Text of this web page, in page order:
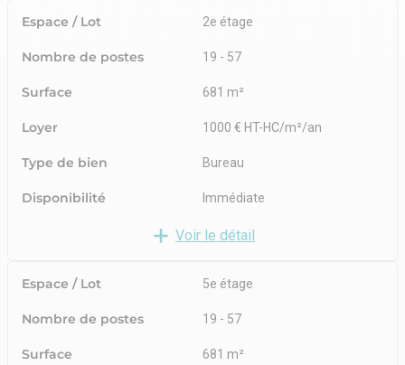
Espace / Lot 2e étage
Nombre de postes 19 - 57
Surface 681 m²
Loyer 1000 € HT-HC/m²/an
Type de bien Bureau
Disponibilité Immédiate
Voir le détail
Espace / Lot 5e étage
Nombre de postes 19 - 57
Surface 681 m²